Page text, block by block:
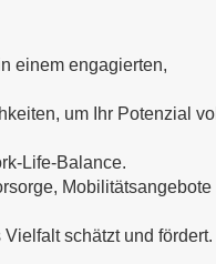
einem engagierten,
um Ihr Potenzial voll
Life-Balance.
Mobilitätsangebote
schätzt und fördert.